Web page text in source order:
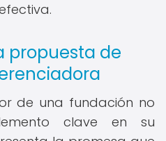
propuesta de
de una fundación no
clave en su